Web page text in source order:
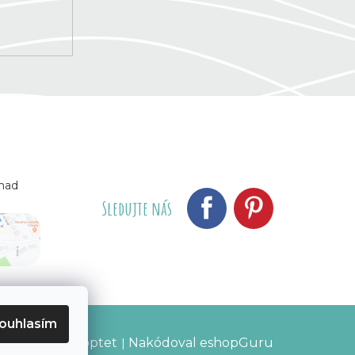
Sledujte nás
Vytvořil Shoptet | Nakódoval eshopGuru